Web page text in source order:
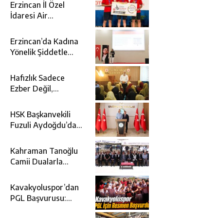
Erzincan İl Özel
İdaresi Air
Türkiye Şampiyonu
Oldu
Erzincan’da Kadına
Yönelik Şiddetle
Kurumlar Bir Araya
Geldi
Hafızlık Sadece
Ezber Değil,
Yaşamaktır
HSK Başkanvekili
Fuzuli Aydoğdu’dan
Hamza Aydoğdu’ya
Ziyaret
Kahraman Tanoğlu
Camii Dualarla
Kavakyoluspor’dan
PGL Başvurusu: